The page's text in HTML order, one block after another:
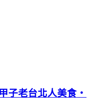
子老台北人美食‧